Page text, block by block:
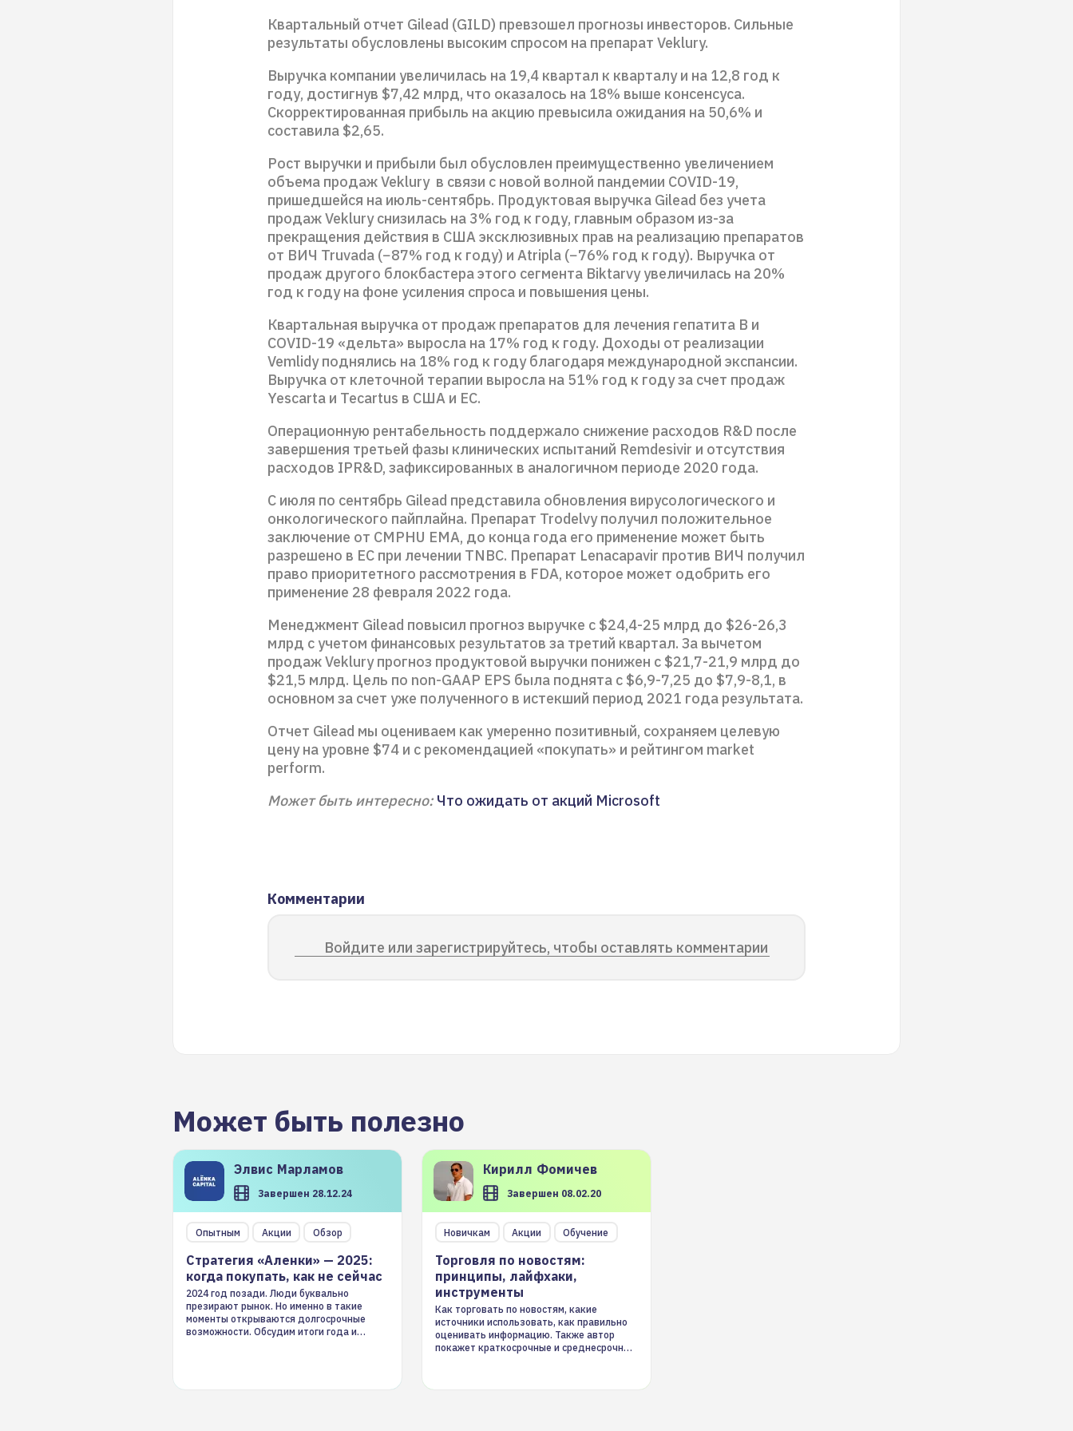
Квартальный отчет Gilead (GILD) превзошел прогнозы инвесторов. Сильные
результаты обусловлены высоким спросом на препарат Veklury.
Выручка компании увеличилась на 19,4 квартал к кварталу и на 12,8 год к
году, достигнув $7,42 млрд, что оказалось на 18% выше консенсуса.
Скорректированная прибыль на акцию превысила ожидания на 50,6% и
составила $2,65.
Рост выручки и прибыли был обусловлен преимущественно увеличением
объема продаж Veklury в связи с новой волной пандемии COVID-19,
пришедшейся на июль-сентябрь. Продуктовая выручка Gilead без учета
продаж Veklury снизилась на 3% год к году, главным образом из-за
прекращения действия в США эксклюзивных прав на реализацию препаратов
от ВИЧ Truvada (−87% год к году) и Atripla (−76% год к году). Выручка от
продаж другого блокбастера этого сегмента Biktarvy увеличилась на 20%
год к году на фоне усиления спроса и повышения цены.
Квартальная выручка от продаж препаратов для лечения гепатита B и
COVID-19 «дельта» выросла на 17% год к году. Доходы от реализации
Vemlidy поднялись на 18% год к году благодаря международной экспансии.
Выручка от клеточной терапии выросла на 51% год к году за счет продаж
Yescarta и Tecartus в США и ЕС.
Операционную рентабельность поддержало снижение расходов R&D после
завершения третьей фазы клинических испытаний Remdesivir и отсутствия
расходов IPR&D, зафиксированных в аналогичном периоде 2020 года.
С июля по сентябрь Gilead представила обновления вирусологического и
онкологического пайплайна. Препарат Trodelvy получил положительное
заключение от CMPHU EMA, до конца года его применение может быть
разрешено в ЕС при лечении TNBC. Препарат Lenacapavir против ВИЧ получил
право приоритетного рассмотрения в FDA, которое может одобрить его
применение 28 февраля 2022 года.
Менеджмент Gilead повысил прогноз выручке с $24,4-25 млрд до $26-26,3
млрд с учетом финансовых результатов за третий квартал. За вычетом
продаж Veklury прогноз продуктовой выручки понижен с $21,7-21,9 млрд до
$21,5 млрд. Цель по non-GAAP EPS была поднята с $6,9-7,25 до $7,9-8,1, в
основном за счет уже полученного в истекший период 2021 года результата.
Отчет Gilead мы оцениваем как умеренно позитивный, сохраняем целевую
цену на уровне $74 и с рекомендацией «покупать» и рейтингом market
perform.
Может быть интересно: Что ожидать от акций Microsoft
Комментарии
Войдите или зарегистрируйтесь, чтобы оставлять комментарии
Может быть полезно
Элвис Марламов
Завершен 28.12.24
Опытным Акции Обзор
Стратегия «Аленки» — 2025:
когда покупать, как не сейчас
2024 год позади. Люди буквально
презирают рынок. Но именно в такие
моменты открываются долгосрочные
возможности. Обсудим итоги года и
Кирилл Фомичев
Завершен 08.02.20
Новичкам Акции Обучение
Торговля по новостям:
принципы, лайфхаки,
инструменты
Как торговать по новостям, какие
источники использовать, как правильно
оценивать информацию. Также автор
покажет краткосрочные и среднесрочные